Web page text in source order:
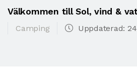
Välkommen till Sol, vind &
Camping Uppdaterad: